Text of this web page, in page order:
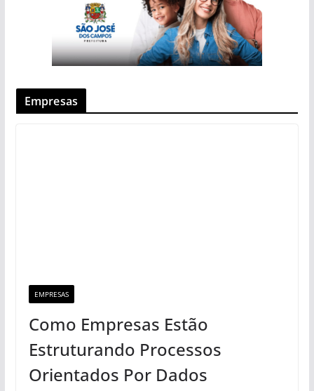
Empresas
EMPRESAS
Como Empresas Estão
Estruturando Processos
Orientados Por Dados